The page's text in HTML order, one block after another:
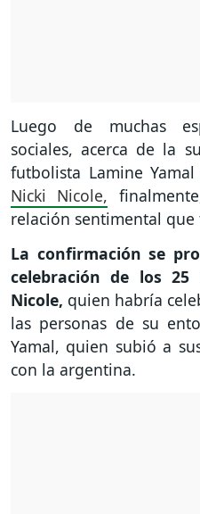
Luego de muchas
sociales, acerca de la
futbolista Lamine
Nicki Nicole,
relación sentimental
La confirmación se
celebración de los
Nicole, quien habría
las personas de su
Yamal, quien subió a
con la argentina.